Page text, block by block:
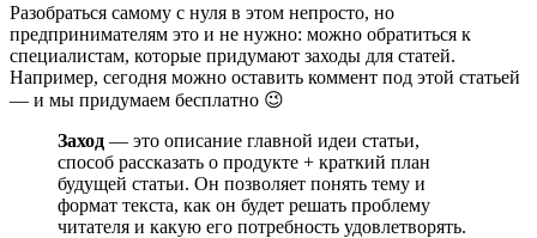
Разобраться самому с нуля в этом непросто, но
предпринимателям это и не нужно: можно обратиться к
специалистам, которые придумают заходы для статей.
Например, сегодня можно оставить коммент под этой статьей
— и мы придумаем бесплатно 😉
Заход — это описание главной идеи статьи,
способ рассказать о продукте + краткий план
будущей статьи. Он позволяет понять тему и
формат текста, как он будет решать проблему
читателя и какую его потребность удовлетворять.